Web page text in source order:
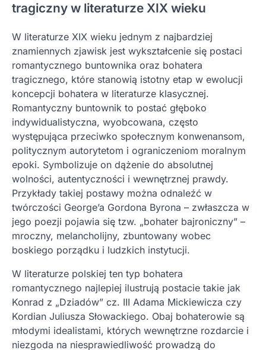
tragiczny w literaturze XIX wieku
W literaturze XIX wieku jednym z najbardziej
znamiennych zjawisk jest wykształcenie się postaci
romantycznego buntownika oraz bohatera
tragicznego, które stanowią istotny etap w ewolucji
koncepcji bohatera w literaturze klasycznej.
Romantyczny buntownik to postać głęboko
indywidualistyczna, wyobcowana, często
występująca przeciwko społecznym konwenansom,
politycznym autorytetom i ograniczeniom moralnym
epoki. Symbolizuje on dążenie do absolutnej
wolności, autentyczności i wewnętrznej prawdy.
Przykłady takiej postawy można odnaleźć w
twórczości George’a Gordona Byrona – zwłaszcza w
jego poezji pojawia się tzw. „bohater bajroniczny” –
mroczny, melancholijny, zbuntowany wobec
boskiego porządku i ludzkich instytucji.
W literaturze polskiej ten typ bohatera
romantycznego najlepiej ilustrują postacie takie jak
Konrad z „Dziadów” cz. III Adama Mickiewicza czy
Kordian Juliusza Słowackiego. Obaj bohaterowie są
młodymi idealistami, których wewnętrzne rozdarcie i
niezgoda na niesprawiedliwość prowadzą do